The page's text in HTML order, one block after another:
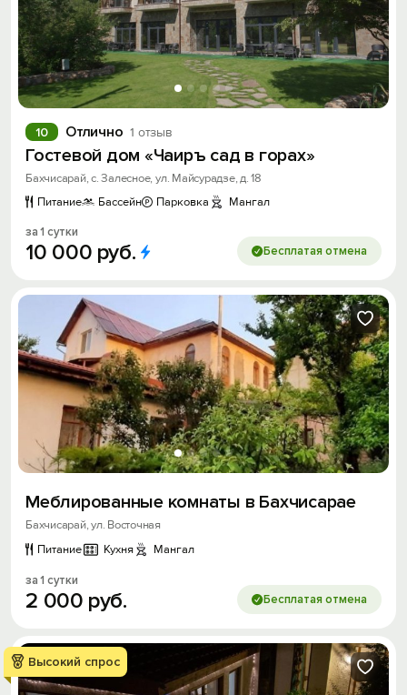
Отлично 1 отзыв
10
Гостевой дом «Чаиръ сад в горах»
Бахчисарай, с. Залесное, ул. Майсурадзе, д. 18
Питание
Бассейн Парковка Мангал
за 1 сутки
10 000 руб. Бесплатая отмена
Меблированные комнаты в Бахчисарае
Бахчисарай, ул. Восточная
Питание
Кухня Мангал
за 1 сутки
2 000 руб. Бесплатая отмена
Высокий спрос